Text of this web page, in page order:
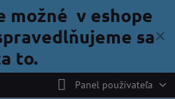
✕
možné v eshope
sa
to.
Panel používateľa